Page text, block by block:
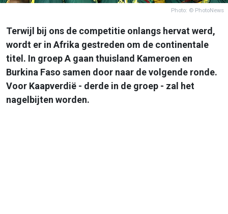
Photo: © PhotoNews
Terwijl bij ons de competitie onlangs hervat werd,
wordt er in Afrika gestreden om de continentale
titel. In groep A gaan thuisland Kameroen en
Burkina Faso samen door naar de volgende ronde.
Voor Kaapverdië - derde in de groep - zal het
nagelbijten worden.